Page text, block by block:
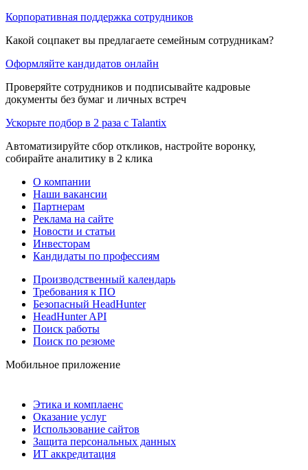
Корпоративная поддержка сотрудников
Какой соцпакет вы предлагаете семейным сотрудникам?
Оформляйте кандидатов онлайн
Проверяйте сотрудников и подписывайте кадровые
документы без бумаг и личных встреч
Ускорьте подбор в 2 раза с Talantix
Автоматизируйте сбор откликов, настройте воронку,
собирайте аналитику в 2 клика
О компании
Наши вакансии
Партнерам
Реклама на сайте
Новости и статьи
Инвесторам
Кандидаты по профессиям
Производственный календарь
Требования к ПО
Безопасный HeadHunter
HeadHunter API
Поиск работы
Поиск по резюме
Мобильное приложение
Этика и комплаенс
Оказание услуг
Использование сайтов
Защита персональных данных
ИТ аккредитация